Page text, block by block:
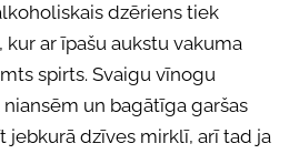
dzēriens tiek
ar īpašu aukstu vakuma
spirts. Svaigu vīnogu
un bagātīga garšas
jebkurā dzīves mirklī, arī tad ja